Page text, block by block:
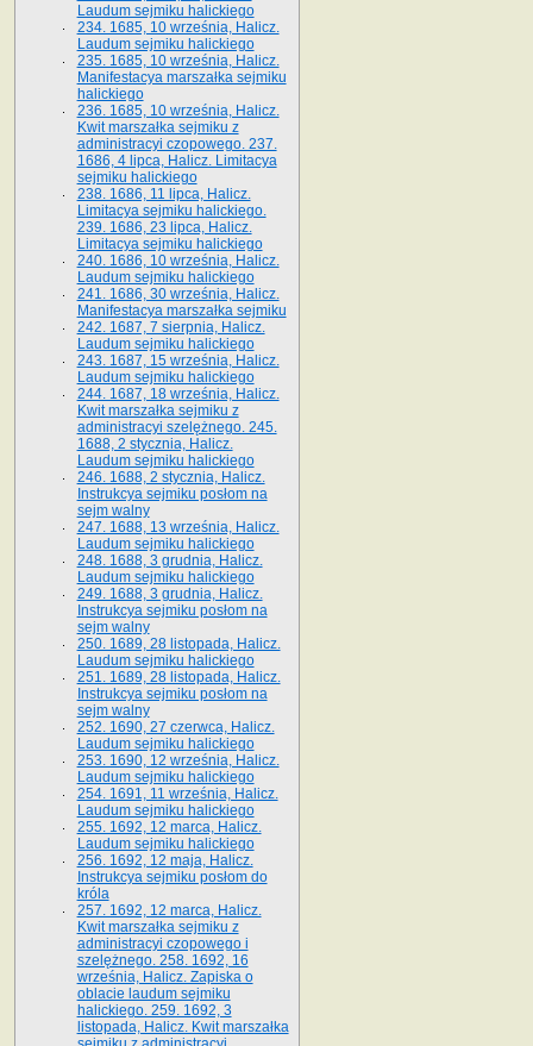
Laudum sejmiku halickiego
234. 1685, 10 września, Halicz.
Laudum sejmiku halickiego
235. 1685, 10 września, Halicz.
Manifestacya marszałka sejmiku
halickiego
236. 1685, 10 września, Halicz.
Kwit marszałka sejmiku z
administracyi czopowego. 237.
1686, 4 lipca, Halicz. Limitacya
sejmiku halickiego
238. 1686, 11 lipca, Halicz.
Limitacya sejmiku halickiego.
239. 1686, 23 lipca, Halicz.
Limitacya sejmiku halickiego
240. 1686, 10 września, Halicz.
Laudum sejmiku halickiego
241. 1686, 30 września, Halicz.
Manifestacya marszałka sejmiku
242. 1687, 7 sierpnia, Halicz.
Laudum sejmiku halickiego
243. 1687, 15 września, Halicz.
Laudum sejmiku halickiego
244. 1687, 18 września, Halicz.
Kwit marszałka sejmiku z
administracyi szelężnego. 245.
1688, 2 stycznia, Halicz.
Laudum sejmiku halickiego
246. 1688, 2 stycznia, Halicz.
Instrukcya sejmiku posłom na
sejm walny
247. 1688, 13 września, Halicz.
Laudum sejmiku halickiego
248. 1688, 3 grudnia, Halicz.
Laudum sejmiku halickiego
249. 1688, 3 grudnia, Halicz.
Instrukcya sejmiku posłom na
sejm walny
250. 1689, 28 listopada, Halicz.
Laudum sejmiku halickiego
251. 1689, 28 listopada, Halicz.
Instrukcya sejmiku posłom na
sejm walny
252. 1690, 27 czerwca, Halicz.
Laudum sejmiku halickiego
253. 1690, 12 września, Halicz.
Laudum sejmiku halickiego
254. 1691, 11 września, Halicz.
Laudum sejmiku halickiego
255. 1692, 12 marca, Halicz.
Laudum sejmiku halickiego
256. 1692, 12 maja, Halicz.
Instrukcya sejmiku posłom do
króla
257. 1692, 12 marca, Halicz.
Kwit marszałka sejmiku z
administracyi czopowego i
szelężnego. 258. 1692, 16
września, Halicz. Zapiska o
oblacie laudum sejmiku
halickiego. 259. 1692, 3
listopada, Halicz. Kwit marszałka